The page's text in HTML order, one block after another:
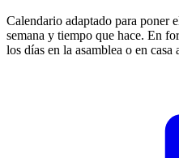
Calendario adaptado para poner
semana y tiempo que hace. En
los días en la asamblea o en